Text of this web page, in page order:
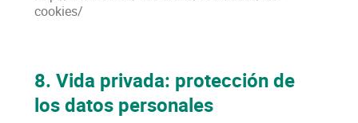
cookies/
8. Vida privada: protección de
los datos personales